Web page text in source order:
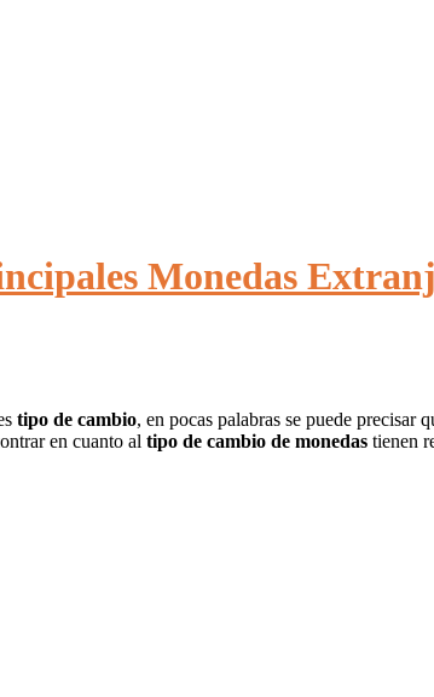
Monedas
tipo de cambio, en pocas palabras se puede precisar
en cuanto al tipo de cambio de monedas tienen